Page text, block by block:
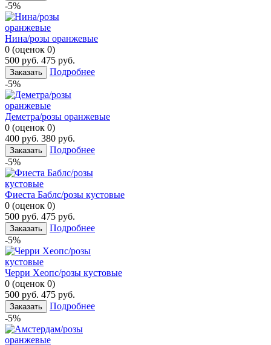
-5%
Нина/розы оранжевые
0 (оценок 0)
500 руб. 475 руб.
Заказать
Подробнее
-5%
Деметра/розы оранжевые
0 (оценок 0)
400 руб. 380 руб.
Заказать
Подробнее
-5%
Фиеста Баблс/розы кустовые
0 (оценок 0)
500 руб. 475 руб.
Заказать
Подробнее
-5%
Черри Хеопс/розы кустовые
0 (оценок 0)
500 руб. 475 руб.
Заказать
Подробнее
-5%